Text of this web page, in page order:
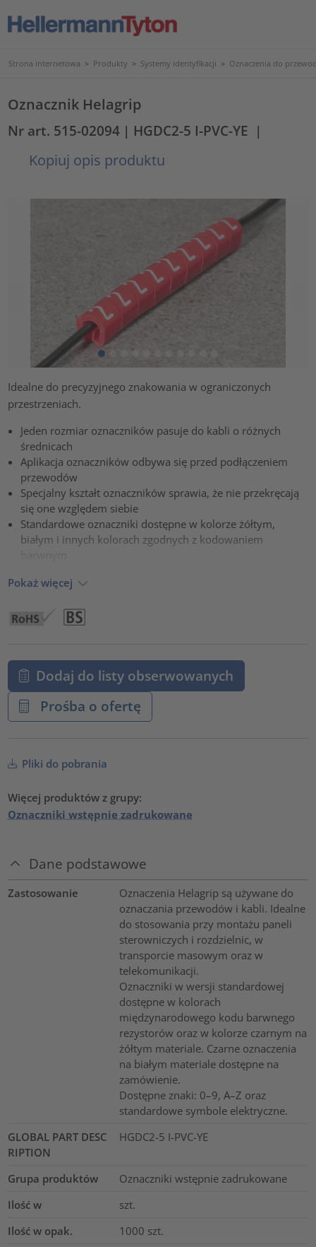
Strona internetowa > Produkty > Systemy identyfikacji > Oznaczenia do
Oznacznik Helagrip
Nr art. 515-02094 | HGDC2-5 I-PVC-YE |
Kopiuj opis produktu
Idealne do precyzyjnego znakowania w ograniczonych
przestrzeniach.
Jeden rozmiar oznaczników pasuje do kabli o różnych
średnicach
Aplikacja oznaczników odbywa się przed podłączeniem
przewodów
Specjalny kształt oznaczników sprawia, że nie przekręcają
się one względem siebie
Standardowe oznaczniki dostępne w kolorze żółtym,
białym i innych kolorach zgodnych z kodowaniem
Pokaż więcej
Dodaj do listy obserwowanych
Prośba o ofertę
Pliki do pobrania
Więcej produktów z grupy:
Oznaczniki wstępnie zadrukowane
Dane podstawowe
Zastosowanie
Oznaczenia Helagrip są używane do
oznaczania przewodów i kabli. Idealne
do stosowania przy montażu paneli
sterowniczych i rozdzielnic, w
transporcie masowym oraz w
telekomunikacji.
Oznaczniki w wersji standardowej
dostępne w kolorach
międzynarodowego kodu barwnego
rezystorów oraz w kolorze czarnym na
żółtym materiale. Czarne oznaczenia
na białym materiale dostępne na
zamówienie.
Dostępne znaki: 0–9, A–Z oraz
standardowe symbole elektryczne.
GLOBAL PART DESC
RIPTION
HGDC2-5 I-PVC-YE
Grupa produktów
Oznaczniki wstępnie zadrukowane
Ilość w
szt.
Ilość w opak.
1000 szt.